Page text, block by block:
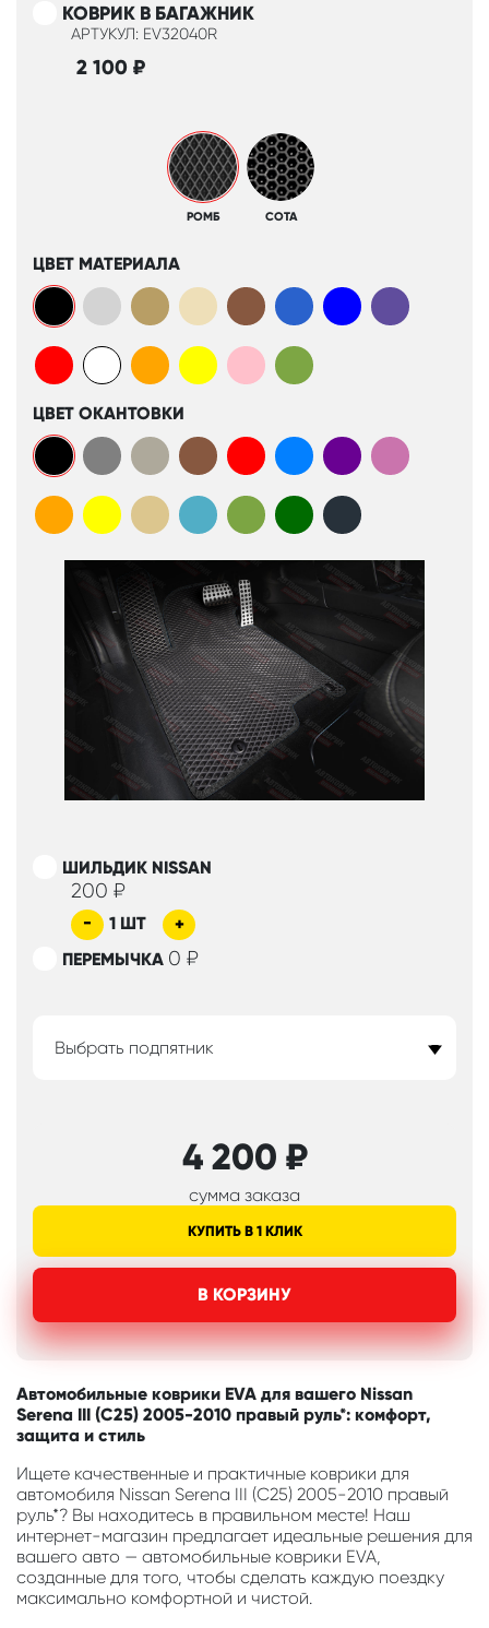
КОВРИК В БАГАЖНИК
АРТУКУЛ: EV32040R
2 100 ₽
РОМБ СОТА
ЦВЕТ МАТЕРИАЛА
ЦВЕТ ОКАНТОВКИ
ШИЛЬДИК NISSAN
200 ₽
- 1 ШТ
+
ПЕРЕМЫЧКА 0 ₽
Выбрать подпятник
4 200 ₽
сумма заказа
КУПИТЬ В 1 КЛИК
В КОРЗИНУ
Автомобильные коврики EVA для вашего Nissan
Serena III (C25) 2005-2010 правый руль*: комфорт,
защита и стиль
Ищете качественные и практичные коврики для
автомобиля Nissan Serena III (C25) 2005-2010 правый
руль*? Вы находитесь в правильном месте! Наш
интернет-магазин предлагает идеальные решения для
вашего авто — автомобильные коврики EVA,
созданные для того, чтобы сделать каждую поездку
максимально комфортной и чистой.